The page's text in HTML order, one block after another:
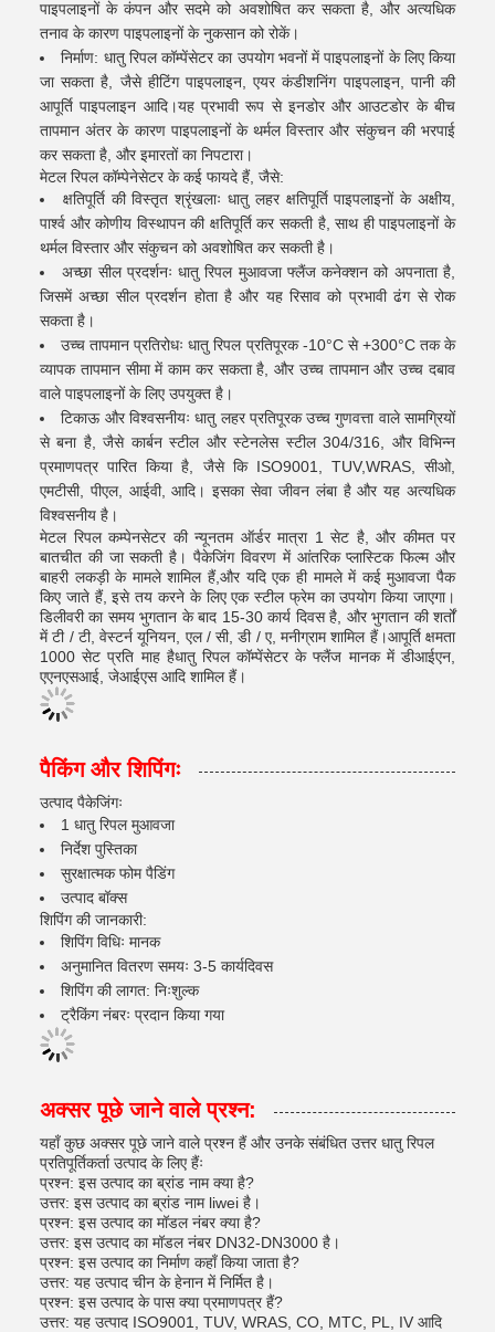
पाइपलाइनों के कंपन और सदमे को अवशोषित कर सकता है, और अत्यधिक
तनाव के कारण पाइपलाइनों के नुकसान को रोकें।
निर्माण: धातु रिपल कॉम्पेंसेटर का उपयोग भवनों में पाइपलाइनों के लिए किया
जा सकता है, जैसे हीटिंग पाइपलाइन, एयर कंडीशनिंग पाइपलाइन, पानी की
आपूर्ति पाइपलाइन आदि।यह प्रभावी रूप से इनडोर और आउटडोर के बीच
तापमान अंतर के कारण पाइपलाइनों के थर्मल विस्तार और संकुचन की भरपाई
कर सकता है, और इमारतों का निपटारा।
मेटल रिपल कॉम्पेनेसेटर के कई फायदे हैं, जैसे:
क्षतिपूर्ति की विस्तृत श्रृंखलाः धातु लहर क्षतिपूर्ति पाइपलाइनों के अक्षीय,
पार्श्व और कोणीय विस्थापन की क्षतिपूर्ति कर सकती है, साथ ही पाइपलाइनों के
थर्मल विस्तार और संकुचन को अवशोषित कर सकती है।
अच्छा सील प्रदर्शनः धातु रिपल मुआवजा फ्लैंज कनेक्शन को अपनाता है,
जिसमें अच्छा सील प्रदर्शन होता है और यह रिसाव को प्रभावी ढंग से रोक
सकता है।
उच्च तापमान प्रतिरोधः धातु रिपल प्रतिपूरक -10°C से +300°C तक के
व्यापक तापमान सीमा में काम कर सकता है, और उच्च तापमान और उच्च दबाव
वाले पाइपलाइनों के लिए उपयुक्त है।
टिकाऊ और विश्वसनीयः धातु लहर प्रतिपूरक उच्च गुणवत्ता वाले सामग्रियों
से बना है, जैसे कार्बन स्टील और स्टेनलेस स्टील 304/316, और विभिन्न
प्रमाणपत्र पारित किया है, जैसे कि ISO9001, TUV,WRAS, सीओ,
एमटीसी, पीएल, आईवी, आदि। इसका सेवा जीवन लंबा है और यह अत्यधिक
विश्वसनीय है।
मेटल रिपल कम्पेनसेटर की न्यूनतम ऑर्डर मात्रा 1 सेट है, और कीमत पर
बातचीत की जा सकती है। पैकेजिंग विवरण में आंतरिक प्लास्टिक फिल्म और
बाहरी लकड़ी के मामले शामिल हैं,और यदि एक ही मामले में कई मुआवजा पैक
किए जाते हैं, इसे तय करने के लिए एक स्टील फ्रेम का उपयोग किया जाएगा।
डिलीवरी का समय भुगतान के बाद 15-30 कार्य दिवस है, और भुगतान की शर्तों
में टी / टी, वेस्टर्न यूनियन, एल / सी, डी / ए, मनीग्राम शामिल हैं।आपूर्ति क्षमता
1000 सेट प्रति माह हैधातु रिपल कॉम्पेंसेटर के फ्लैंज मानक में डीआईएन,
एएनएसआई, जेआईएस आदि शामिल हैं।
पैकिंग और शिपिंगः
उत्पाद पैकेजिंगः
1 धातु रिपल मुआवजा
निर्देश पुस्तिका
सुरक्षात्मक फोम पैडिंग
उत्पाद बॉक्स
शिपिंग की जानकारी:
शिपिंग विधिः मानक
अनुमानित वितरण समयः 3-5 कार्यदिवस
शिपिंग की लागत: निःशुल्क
ट्रैकिंग नंबरः प्रदान किया गया
अक्सर पूछे जाने वाले प्रश्न:
यहाँ कुछ अक्सर पूछे जाने वाले प्रश्न हैं और उनके संबंधित उत्तर धातु रिपल
प्रतिपूर्तिकर्ता उत्पाद के लिए हैंः
प्रश्न: इस उत्पाद का ब्रांड नाम क्या है?
उत्तर: इस उत्पाद का ब्रांड नाम liwei है।
प्रश्न: इस उत्पाद का मॉडल नंबर क्या है?
उत्तर: इस उत्पाद का मॉडल नंबर DN32-DN3000 है।
प्रश्न: इस उत्पाद का निर्माण कहाँ किया जाता है?
उत्तर: यह उत्पाद चीन के हेनान में निर्मित है।
प्रश्न: इस उत्पाद के पास क्या प्रमाणपत्र हैं?
उत्तर: यह उत्पाद ISO9001, TUV, WRAS, CO, MTC, PL, IV आदि